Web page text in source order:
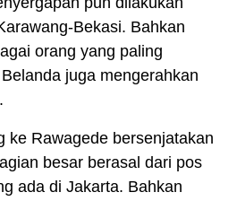
Bekasi. Bahkan
orang yang paling
juga mengerahkan
ke Rawagede bersenjatakan
besar berasal dari pos
ada di Jakarta. Bahkan